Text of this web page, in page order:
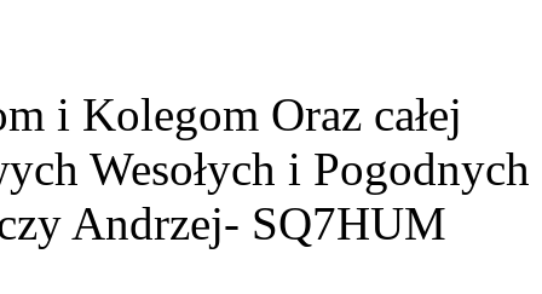
i Kolegom Oraz całej
Wesołych i Pogodnych
Andrzej- SQ7HUM